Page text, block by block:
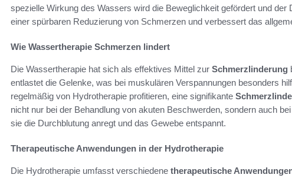
spezielle Wirkung des Wassers wird die Beweglichkeit gefördert und
einer spürbaren Reduzierung von Schmerzen und verbessert das
Wie Wassertherapie Schmerzen lindert
Die Wassertherapie hat sich als effektives Mittel zur Schmerzlinderung
entlastet die Gelenke, was bei muskulären Verspannungen besonders
regelmäßig von Hydrotherapie profitieren, eine signifikante
nicht nur bei der Behandlung von akuten Beschwerden, sondern auch
sie die Durchblutung anregt und das Gewebe entspannt.
Therapeutische Anwendungen in der Hydrotherapie
Die Hydrotherapie umfasst verschiedene therapeutische